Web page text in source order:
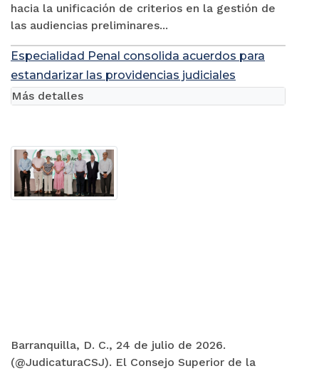
hacia la unificación de criterios en la gestión de
las audiencias preliminares...
Especialidad Penal consolida acuerdos para
estandarizar las providencias judiciales
Barranquilla, D. C., 24 de julio de 2026.
(@JudicaturaCSJ). El Consejo Superior de la
Más detalles